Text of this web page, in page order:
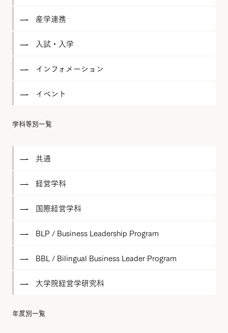
産学連携
入試・入学
インフォメーション
イベント
学科等別一覧
共通
経営学科
国際経営学科
BLP / Business Leadership Program
BBL / Bilingual Business Leader Program
大学院経営学研究科
年度別一覧